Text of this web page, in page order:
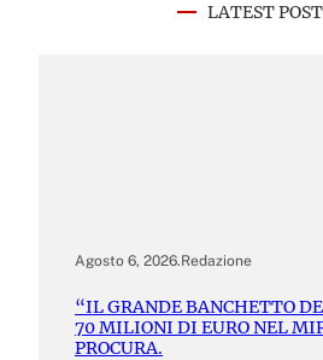
LATEST
Agosto 6, 2026.Redazione
“IL GRANDE BANCHETTO
70 MILIONI DI EURO NEL
PROCURA.